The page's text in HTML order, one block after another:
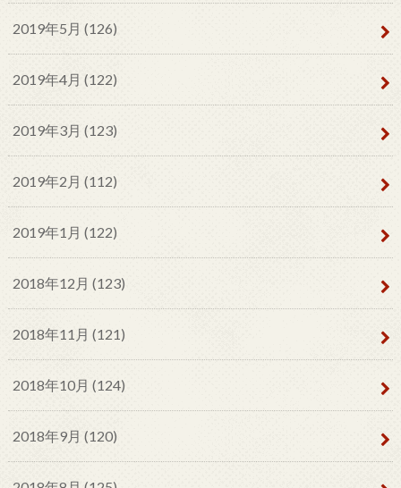
2019年5月 (126)
2019年4月 (122)
2019年3月 (123)
2019年2月 (112)
2019年1月 (122)
2018年12月 (123)
2018年11月 (121)
2018年10月 (124)
2018年9月 (120)